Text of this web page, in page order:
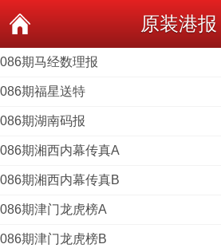
原装港报
086期马经数理报
086期福星送特
086期湖南码报
086期湘西内幕传真A
086期湘西内幕传真B
086期津门龙虎榜A
086期津门龙虎榜B